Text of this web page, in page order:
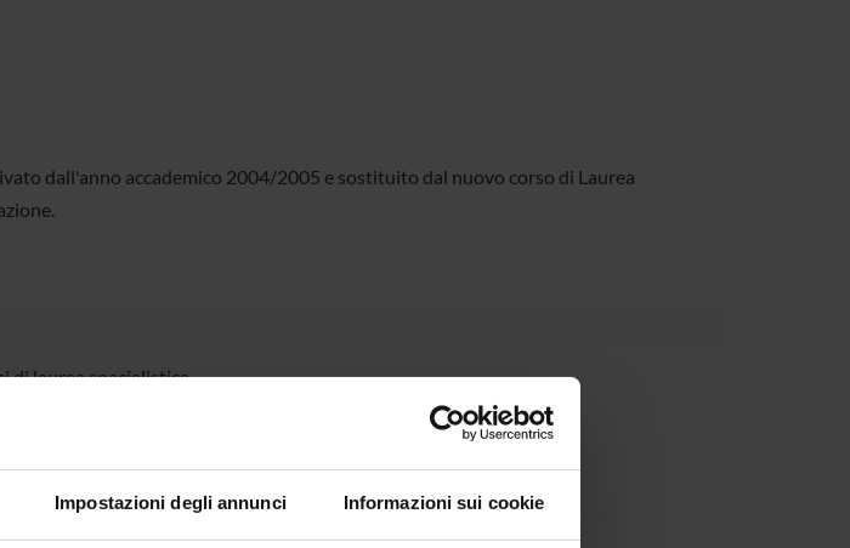
Impostazioni degli annunci Informazioni sui cookie
dall'anno accademico 2004/2005 e sostituito dal nuovo corso di Laurea
di laurea specialistica
di facoltà